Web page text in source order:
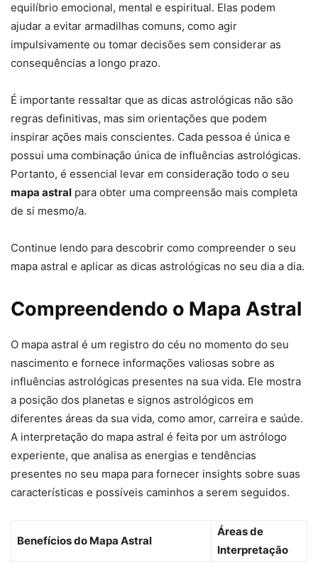
equilíbrio emocional, mental e espiritual. Elas podem
ajudar a evitar armadilhas comuns, como agir
impulsivamente ou tomar decisões sem considerar as
consequências a longo prazo.
É importante ressaltar que as dicas astrológicas não são
regras definitivas, mas sim orientações que podem
inspirar ações mais conscientes. Cada pessoa é única e
possui uma combinação única de influências astrológicas.
Portanto, é essencial levar em consideração todo o seu
mapa astral para obter uma compreensão mais completa
de si mesmo/a.
Continue lendo para descobrir como compreender o seu
mapa astral e aplicar as dicas astrológicas no seu dia a dia.
Compreendendo o Mapa Astral
O mapa astral é um registro do céu no momento do seu
nascimento e fornece informações valiosas sobre as
influências astrológicas presentes na sua vida. Ele mostra
a posição dos planetas e signos astrológicos em
diferentes áreas da sua vida, como amor, carreira e saúde.
A interpretação do mapa astral é feita por um astrólogo
experiente, que analisa as energias e tendências
presentes no seu mapa para fornecer insights sobre suas
características e possíveis caminhos a serem seguidos.
Benefícios do Mapa Astral
Áreas de
Interpretação